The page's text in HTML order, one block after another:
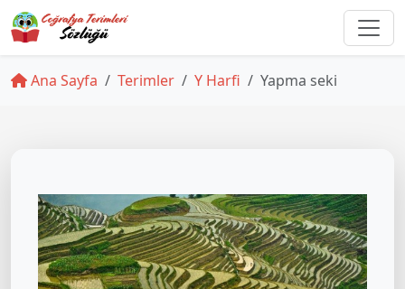
Ana Sayfa Terimler Y Harfi Yapma seki